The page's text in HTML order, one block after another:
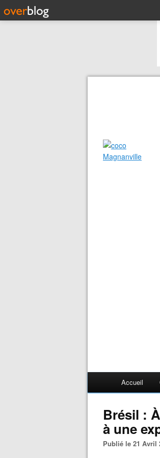
Accueil
Brésil :
à une
Publié le 21 Avril